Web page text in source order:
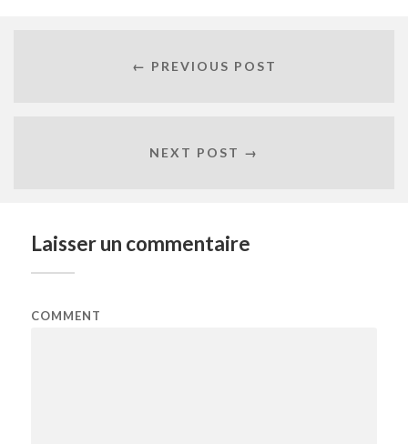
← PREVIOUS POST
NEXT POST →
Laisser un commentaire
COMMENT